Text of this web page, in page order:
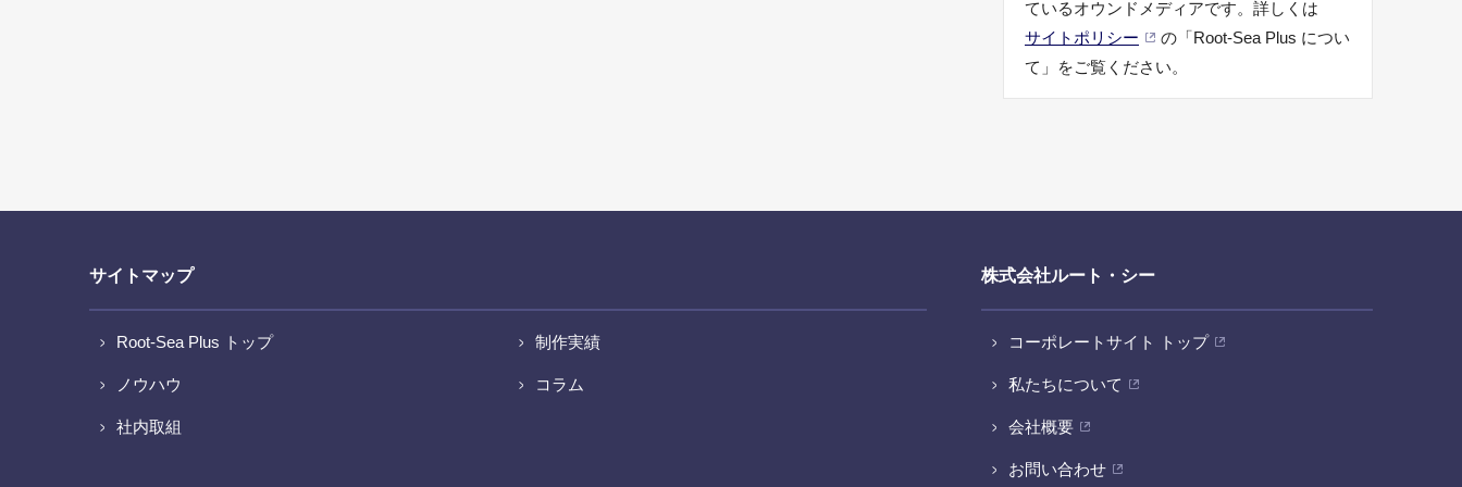
ているオウンドメディアです。詳しくは
サイトポリシー
の「Root-Sea Plus につい
て」をご覧ください。
サイトマップ
Root-Sea Plus トップ 制作実績
ノウハウ コラム
社内取組
株式会社ルート・シー
コーポレートサイト トップ
私たちについて
会社概要
お問い合わせ